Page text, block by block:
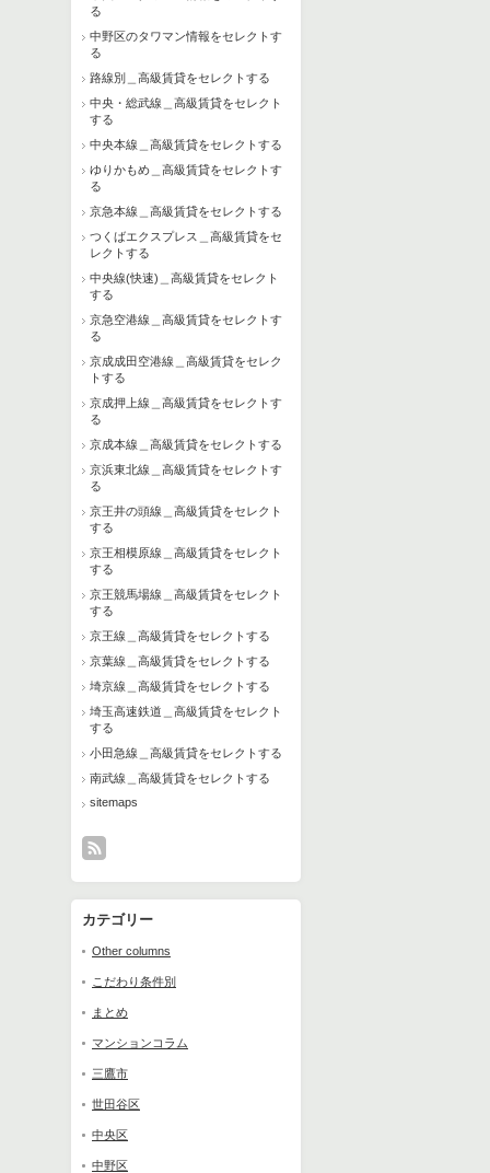
る
中野区のタワマン情報をセレクトす
る
路線別＿高級賃貸をセレクトする
中央・総武線＿高級賃貸をセレクト
する
中央本線＿高級賃貸をセレクトする
ゆりかもめ＿高級賃貸をセレクトす
る
京急本線＿高級賃貸をセレクトする
つくばエクスプレス＿高級賃貸をセ
レクトする
中央線(快速)＿高級賃貸をセレクト
する
京急空港線＿高級賃貸をセレクトす
る
京成成田空港線＿高級賃貸をセレク
トする
京成押上線＿高級賃貸をセレクトす
る
京成本線＿高級賃貸をセレクトする
京浜東北線＿高級賃貸をセレクトす
る
京王井の頭線＿高級賃貸をセレクト
する
京王相模原線＿高級賃貸をセレクト
する
京王競馬場線＿高級賃貸をセレクト
する
京王線＿高級賃貸をセレクトする
京葉線＿高級賃貸をセレクトする
埼京線＿高級賃貸をセレクトする
埼玉高速鉄道＿高級賃貸をセレクト
する
小田急線＿高級賃貸をセレクトする
南武線＿高級賃貸をセレクトする
sitemaps
カテゴリー
Other columns
こだわり条件別
まとめ
マンションコラム
三鷹市
世田谷区
中央区
中野区